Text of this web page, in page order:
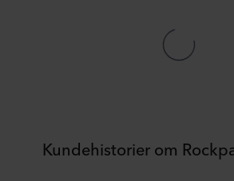
Kundehistorier om